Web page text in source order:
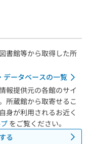
書館等から取得した所
データベースの一覧
報提供元の各館のサイ
所蔵館から取寄せるこ
身が利用されるお近く
をご覧ください。
る